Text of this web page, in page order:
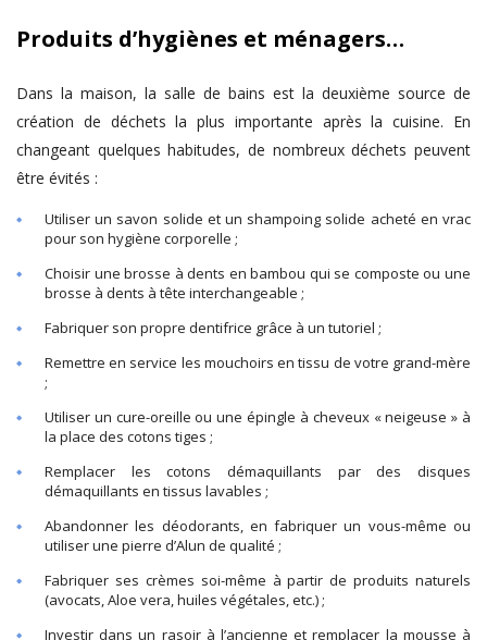
Produits d’hygiènes et ménagers…
Dans la maison, la salle de bains est la deuxième source de
création de déchets la plus importante après la cuisine. En
changeant quelques habitudes, de nombreux déchets peuvent
être évités :
Utiliser un savon solide et un shampoing solide acheté en vrac
pour son hygiène corporelle ;
Choisir une brosse à dents en bambou qui se composte ou une
brosse à dents à tête interchangeable ;
Fabriquer son propre dentifrice grâce à un tutoriel ;
Remettre en service les mouchoirs en tissu de votre grand-mère
;
Utiliser un cure-oreille ou une épingle à cheveux « neigeuse » à
la place des cotons tiges ;
Remplacer les cotons démaquillants par des disques
démaquillants en tissus lavables ;
Abandonner les déodorants, en fabriquer un vous-même ou
utiliser une pierre d’Alun de qualité ;
Fabriquer ses crèmes soi-même à partir de produits naturels
(avocats, Aloe vera, huiles végétales, etc.) ;
Investir dans un rasoir à l’ancienne et remplacer la mousse à